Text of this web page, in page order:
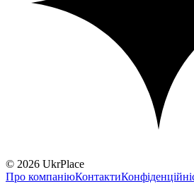
© 2026 UkrPlace
Про компаніюКонтакти